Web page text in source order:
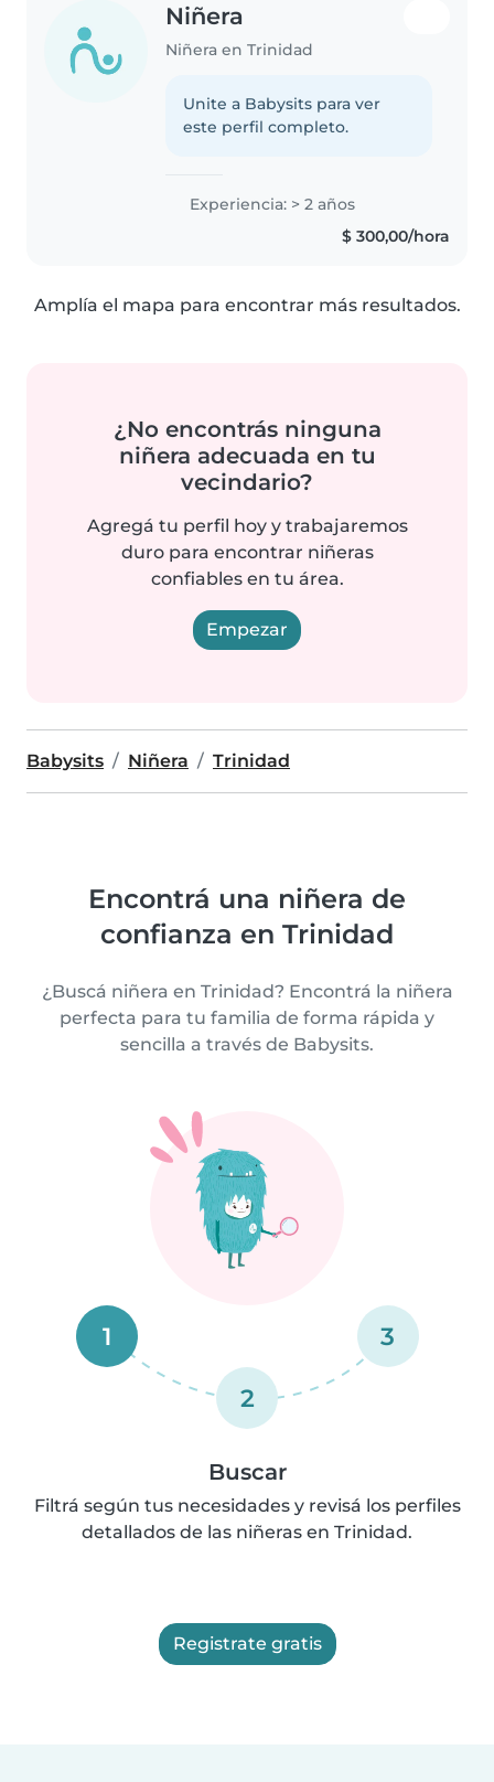
Niñera
Niñera en Trinidad
Unite a Babysits para ver
este perfil completo.
Experiencia: > 2 años
$ 300,00/hora
Amplía el mapa para encontrar más resultados.
¿No encontrás ninguna
niñera adecuada en tu
vecindario?
Agregá tu perfil hoy y trabajaremos
duro para encontrar niñeras
confiables en tu área.
Empezar
Babysits Niñera Trinidad
Encontrá una niñera de
confianza en Trinidad
¿Buscá niñera en Trinidad? Encontrá la niñera
perfecta para tu familia de forma rápida y
sencilla a través de Babysits.
1
2
3
Buscar
Filtrá según tus necesidades y revisá los perfiles
detallados de las niñeras en Trinidad.
Registrate gratis